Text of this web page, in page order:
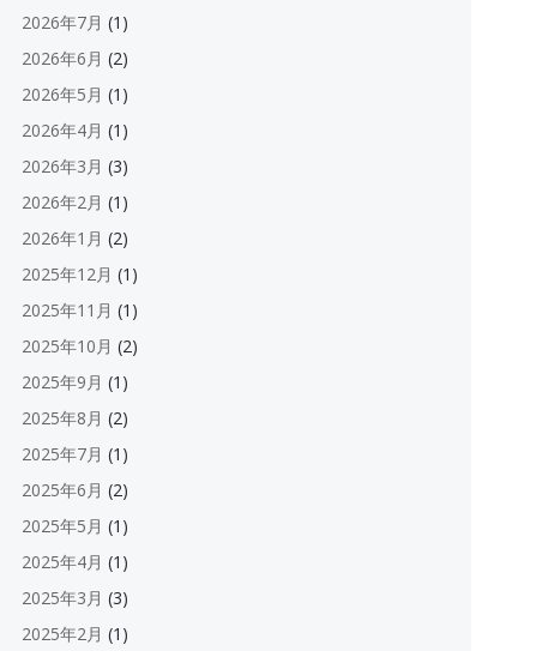
2026年7月 (1)
2026年6月 (2)
2026年5月 (1)
2026年4月 (1)
2026年3月 (3)
2026年2月 (1)
2026年1月 (2)
2025年12月 (1)
2025年11月 (1)
2025年10月 (2)
2025年9月 (1)
2025年8月 (2)
2025年7月 (1)
2025年6月 (2)
2025年5月 (1)
2025年4月 (1)
2025年3月 (3)
2025年2月 (1)